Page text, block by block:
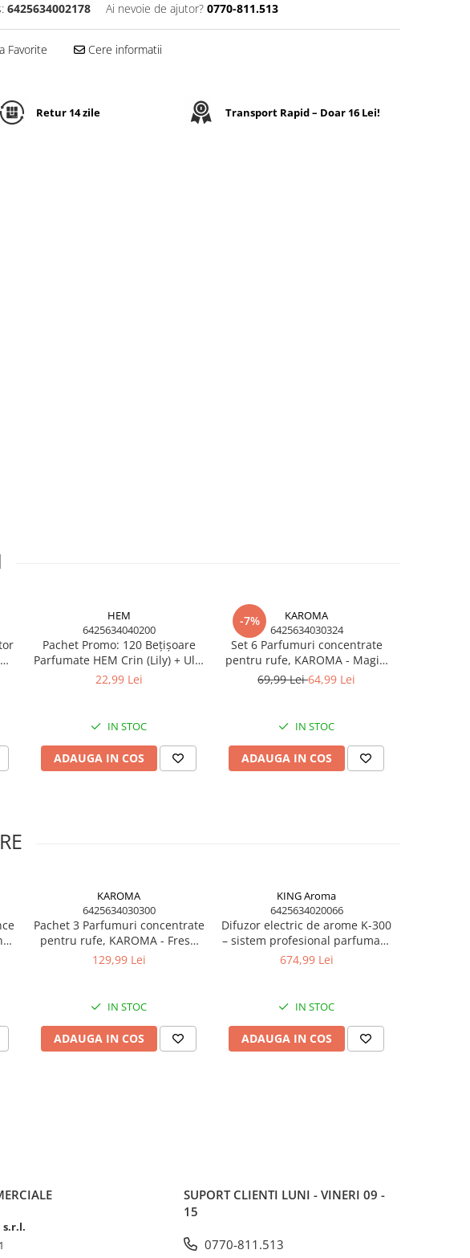
6425634002178 Ai nevoie de ajutor? 0770-811.513
Favorite Cere informatii
Retur 14 zile Transport Rapid – Doar 16 Lei!
HEM
6425634040200
Pachet Promo: 120 Bețișoare
Parfumate HEM Crin (Lily) + Ulei
Aromaterapie Crin KING Aroma,
22,99 Lei
IN STOC
ADAUGA IN COS
-7%
KAROMA
6425634030324
Set 6 Parfumuri concentrate
pentru rufe, KAROMA - Magic,
Angel, Forest Fresh, Red
69,99 Lei64,99 Lei
IN STOC
ADAUGA IN COS
KAROMA
6425634030300
Pachet 3 Parfumuri concentrate
pentru rufe, KAROMA - Fresh
Bloom, Forest Fresh, Magic
129,99 Lei
IN STOC
ADAUGA IN COS
KING Aroma
6425634020066
Difuzor electric de arome K-300
– sistem profesional parfumare
ambientală HoReCa &
674,99 Lei
IN STOC
ADAUGA IN COS
s.r.l.
SUPORT CLIENTI LUNI - VINERI 09 -
15
0770-811.513